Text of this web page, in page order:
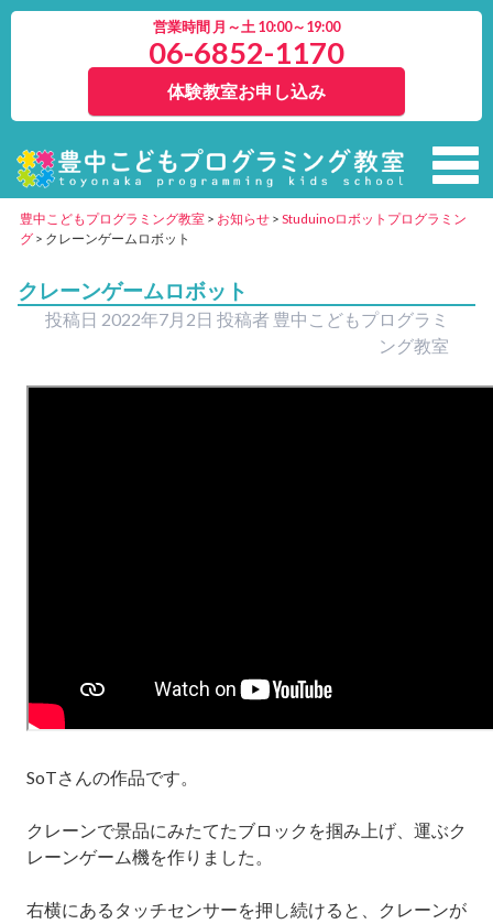
営業時間 月～土 10:00～19:00
06-6852-1170
体験教室お申し込み
豊中こどもプログラミング教室 > お知らせ > Studuinoロボットプログラミン
グ > クレーンゲームロボット
クレーンゲームロボット
投稿日 2022年7月2日 投稿者 豊中こどもプログラミ
ング教室
SoTさんの作品です。
クレーンで景品にみたてたブロックを掴み上げ、運ぶク
レーンゲーム機を作りました。
右横にあるタッチセンサーを押し続けると、クレーンが